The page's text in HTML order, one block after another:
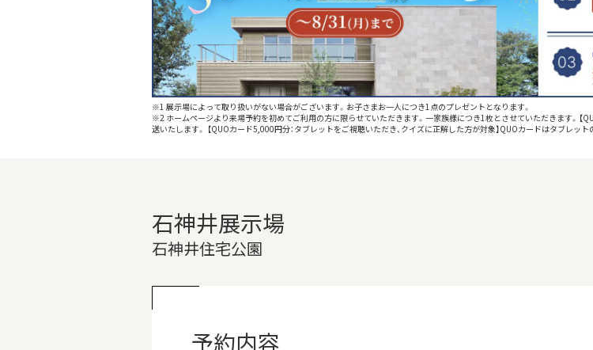
※1 展示場によって取り扱いがない場合がございます。お子さまお一人につき1点のプレゼントとなります。
※2 ホームページより来場予約を初めてご利⽤の⽅に限らせていただきます。一家族様につき1枚とさせていただきます。【
送いたします。 【QUOカード5,000円分：タブレットをご視聴いただき、クイズに正解した方が対象】QUOカードはタブレッ
石神井展示場
石神井住宅公園
予約内容